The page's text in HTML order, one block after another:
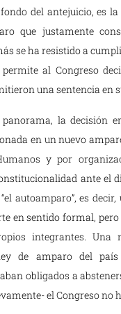
del antejuicio, es
que justamente
se ha resistido a
al Congreso
una sentencia en
la decisión
en un nuevo
y por
ante el
autoamparo”, es
en sentido formal,
integrantes. Una
de amparo del país
obligados a
el Congreso no